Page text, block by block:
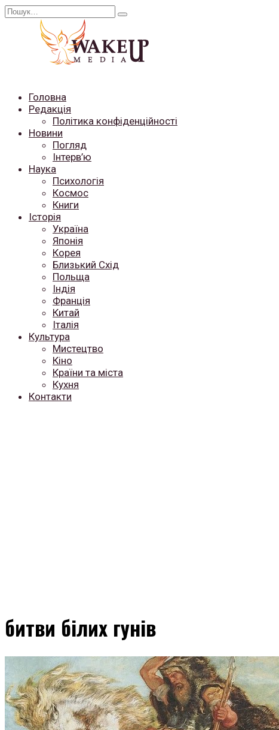
Перейти
Search
Головна
Редакція
Політика конфіденційності
Новини
Погляд
Інтерв’ю
Наука
Психологія
Космос
Книги
Історія
Україна
Японія
Корея
Близький Схід
Польща
Індія
Франція
Китай
Італія
Культура
Мистецтво
Кіно
Країни та міста
Кухня
Контакти
битви білих гунів